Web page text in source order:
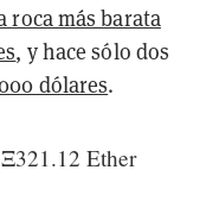
roca más barata
, y hace sólo dos
dólares.
Ether